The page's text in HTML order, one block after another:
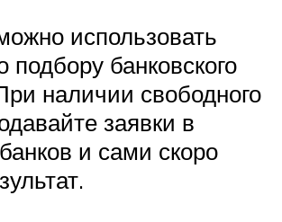
использовать
подбору банковского
наличии свободного
заявки в
и сами скоро